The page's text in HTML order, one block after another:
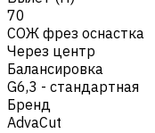
70
СОЖ фрез оснастка
Через центр
Балансировка
G6,3 - стандартная
Бренд
AdvaCut